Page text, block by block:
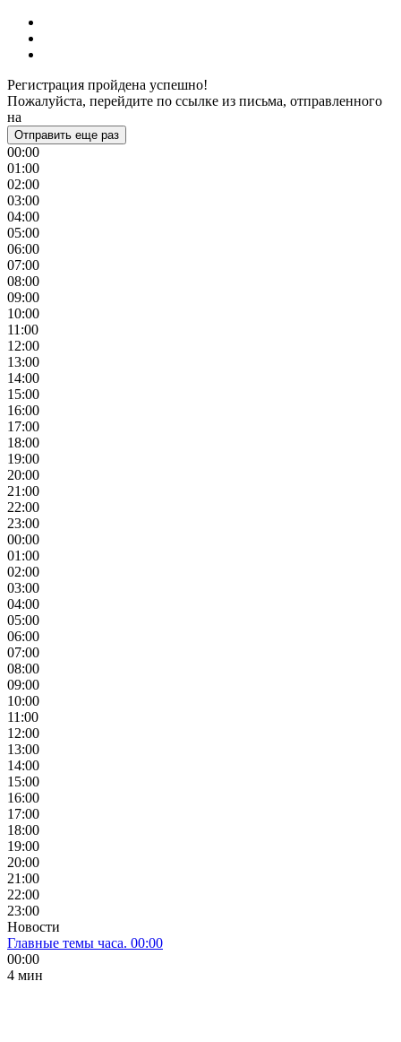
Регистрация пройдена успешно!
Пожалуйста, перейдите по ссылке из письма, отправленного
на
Отправить еще раз
00:00
01:00
02:00
03:00
04:00
05:00
06:00
07:00
08:00
09:00
10:00
11:00
12:00
13:00
14:00
15:00
16:00
17:00
18:00
19:00
20:00
21:00
22:00
23:00
00:00
01:00
02:00
03:00
04:00
05:00
06:00
07:00
08:00
09:00
10:00
11:00
12:00
13:00
14:00
15:00
16:00
17:00
18:00
19:00
20:00
21:00
22:00
23:00
Новости
Главные темы часа. 00:00
00:00
4 мин